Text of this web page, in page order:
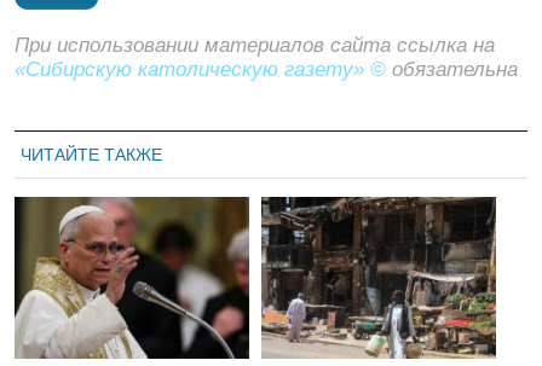
При использовании материалов сайта ссылка на
«Сибирскую католическую газету» © обязательна
ЧИТАЙТЕ ТАКЖЕ